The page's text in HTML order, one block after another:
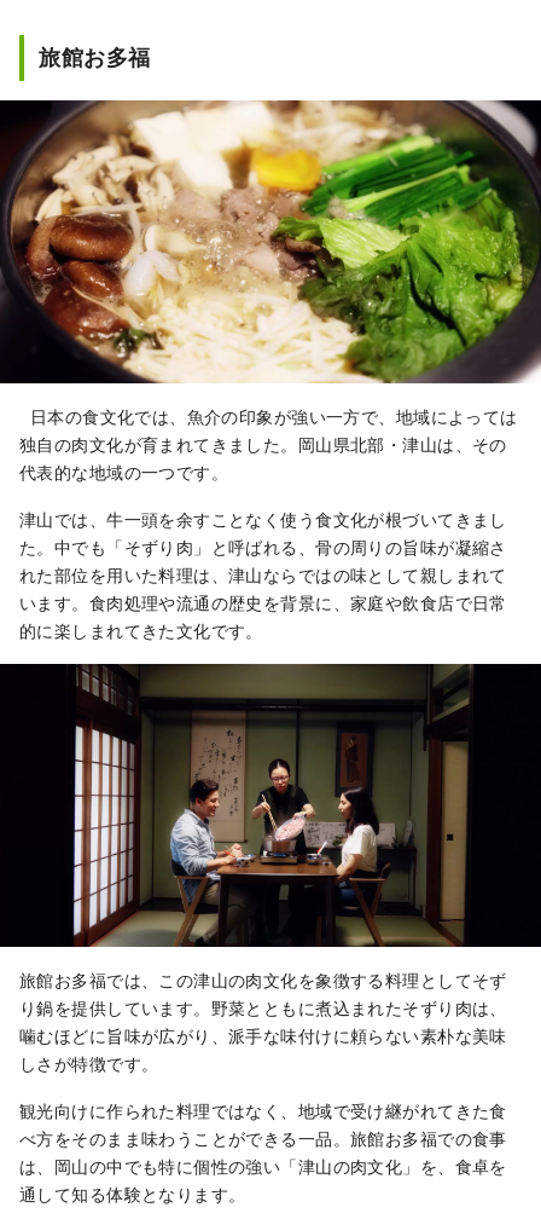
旅館お多福
日本の食文化では、魚介の印象が強い一方で、地域によっては
独自の肉文化が育まれてきました。岡山県北部・津山は、その
代表的な地域の一つです。
津山では、牛一頭を余すことなく使う食文化が根づいてきまし
た。中でも「そずり肉」と呼ばれる、骨の周りの旨味が凝縮さ
れた部位を用いた料理は、津山ならではの味として親しまれて
います。食肉処理や流通の歴史を背景に、家庭や飲食店で日常
的に楽しまれてきた文化です。
旅館お多福では、この津山の肉文化を象徴する料理としてそず
り鍋を提供しています。野菜とともに煮込まれたそずり肉は、
噛むほどに旨味が広がり、派手な味付けに頼らない素朴な美味
しさが特徴です。
観光向けに作られた料理ではなく、地域で受け継がれてきた食
べ方をそのまま味わうことができる一品。旅館お多福での食事
は、岡山の中でも特に個性の強い「津山の肉文化」を、食卓を
通して知る体験となります。